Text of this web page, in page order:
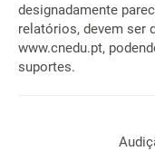
designadamente
relatórios, devem ser
www.cnedu.pt,
suportes.